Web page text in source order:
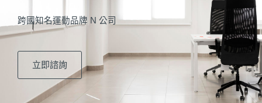
跨國知名運動品牌 N 公司
立即諮詢